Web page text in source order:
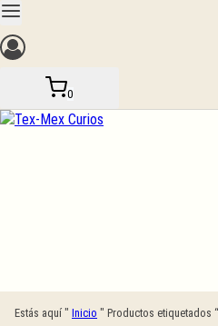
Saltar
contenido
0
Estás aquí " Inicio " Productos etiquetados